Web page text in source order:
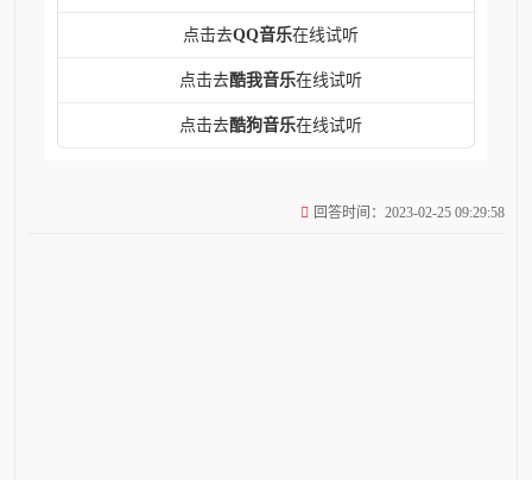
点击去QQ音乐在线试听
点击去酷我音乐在线试听
点击去酷狗音乐在线试听
回答时间：2023-02-25 09:29:58